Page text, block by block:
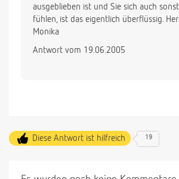
ausgeblieben ist und Sie sich auch
fühlen, ist das eigentlich überflüssig.
Monika
Antwort vom 19.06.2005
Diese Antwort ist hilfreich 19